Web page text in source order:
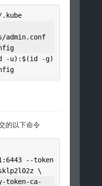
kube
/admin. conf
-u): $(id -g)
的以下命令
: 6443 --token
\
-token-ca-